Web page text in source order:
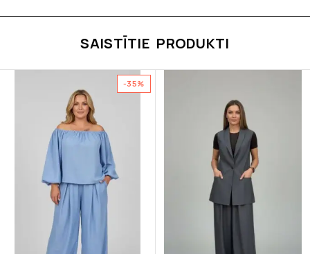
SAISTĪTIE PRODUKTI
-35%